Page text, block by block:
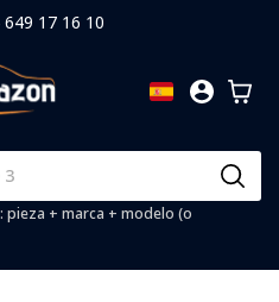
17 16 10
pieza + marca + modelo (o